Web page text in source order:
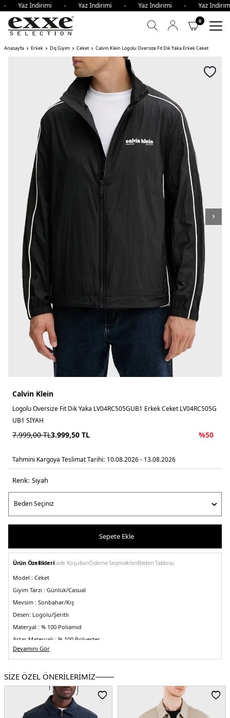
Yaz İndirimi - Yaz İndirimi - Yaz İndirimi - Yaz
0
Anasayfa Erkek Dış Giyim Ceket Calvin Klein Logolu Oversize Fit Dik Yaka Erkek Ceket
Calvin Klein
Logolu Oversize Fit Dik Yaka LV04RC505GUB1 Erkek Ceket LV04RC505G
UB1 SİYAH
7.999,00TL3.999,50 TL %50
Tahmini Kargoya Teslimat Tarihi: 10.08.2026 - 13.08.2026
Renk: si̇yah
Sepete Ekle
Ürün Özellikleriİade KoşullarıÖdeme SeçenekleriBeden Tablosu
Model : Ceket
Giyim Tarzı : Günlük/Casual
Mevsim : Sonbahar/Kış
Desen: Logolu/Şeritli
Materyal : % 100 Poliamid
Astar Materyali : % 100 Polyester
Yaka Tipi :Dik Yaka
Kol Bilgisi :Uzun Kol
Cep :Cepli
Kalıp Bilgisi :Oversize Fit
Detaylar :
-Suya ve rüzgara dayanıklı -Nefes alabilen file tasarımlı astar -
Devamını Gör
SİZE ÖZEL ÖNERİLERİMİZ